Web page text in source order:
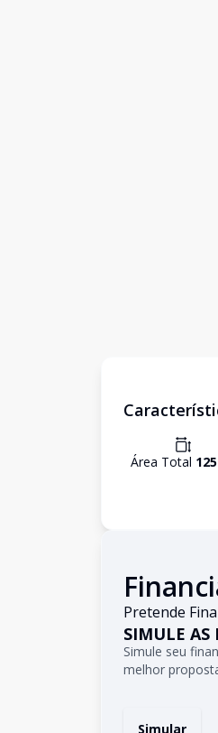
Área Total 125
Pretende
SIMULE AS
Simule seu
melhor
Simular